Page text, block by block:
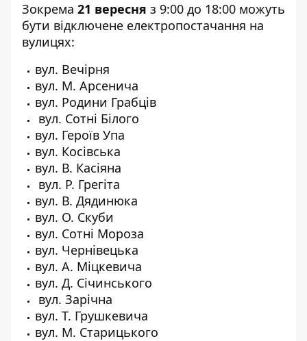
Зокрема 21 вересня з 9:00 до 18:00 можуть
бути відключене електропостачання на
вулицях:
вул. Вечірня
вул. М. Арсенича
вул. Родини Грабців
вул. Сотні Білого
вул. Героїв Упа
вул. Косівська
вул. В. Касіяна
вул. Р. Грегіта
вул. В. Дядинюка
вул. О. Скуби
вул. Сотні Мороза
вул. Чернівецька
вул. А. Міцкевича
вул. Д. Січинського
вул. Зарічна
вул. Т. Грушкевича
вул. М. Старицького